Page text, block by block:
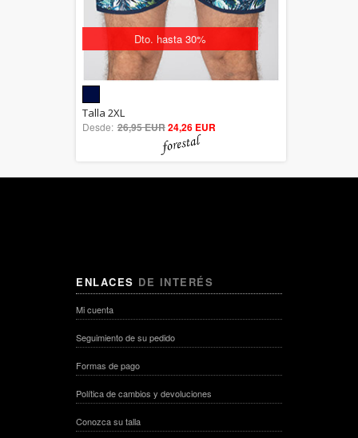
Dto. hasta 30%
out of 5
Talla 2XL
Desde: 26,95 EUR24,26 EUR
ENLACES DE INTERÉS
Mi cuenta
Seguimiento de su pedido
Formas de pago
Política de cambios y devoluciones
Conozca su talla